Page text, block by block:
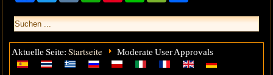
Aktuelle Seite:Startseite Moderate User Approvals